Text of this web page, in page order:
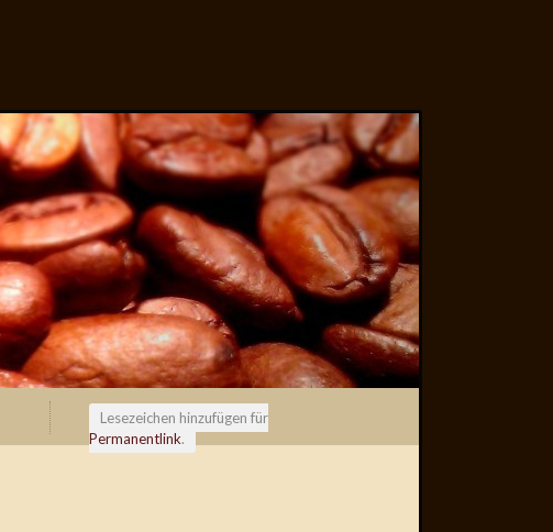
Lesezeichen hinzufügen für
Permanentlink.